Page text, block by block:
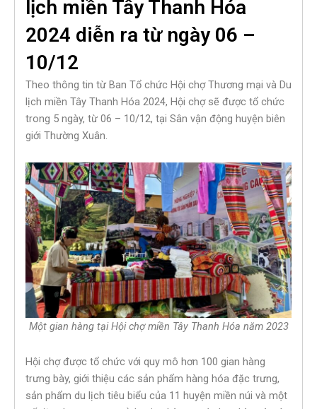
lịch miền Tây Thanh Hóa
2024 diễn ra từ ngày 06 –
10/12
Theo thông tin từ Ban Tổ chức Hội chợ Thương mại và Du
lịch miền Tây Thanh Hóa 2024, Hội chợ sẽ được tổ chức
trong 5 ngày, từ 06 – 10/12, tại Sân vận động huyện biên
giới Thường Xuân.
Một gian hàng tại Hội chợ miền Tây Thanh Hóa năm 2023
Hội chợ được tổ chức với quy mô hơn 100 gian hàng
trưng bày, giới thiệu các sản phẩm hàng hóa đặc trưng,
sản phẩm du lịch tiêu biểu của 11 huyện miền núi và một